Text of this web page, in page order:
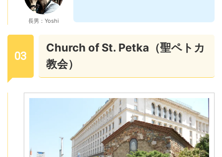
長男：Yoshi
Church of St. Petka（聖ペトカ
教会）